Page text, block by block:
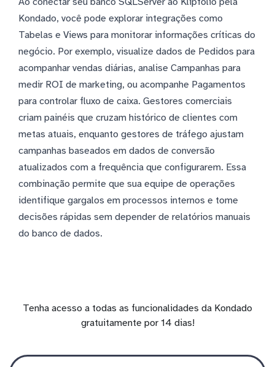
Kondado, você pode explorar integrações como
Tabelas e Views para monitorar informações críticas do
negócio. Por exemplo, visualize dados de Pedidos para
acompanhar vendas diárias, analise Campanhas para
medir ROI de marketing, ou acompanhe Pagamentos
para controlar fluxo de caixa. Gestores comerciais
criam painéis que cruzam histórico de clientes com
metas atuais, enquanto gestores de tráfego ajustam
campanhas baseados em dados de conversão
atualizados com a frequência que configurarem. Essa
combinação permite que sua equipe de operações
identifique gargalos em processos internos e tome
decisões rápidas sem depender de relatórios manuais
do banco de dados.
Tenha acesso a todas as funcionalidades da Kondado
gratuitamente por 14 dias!